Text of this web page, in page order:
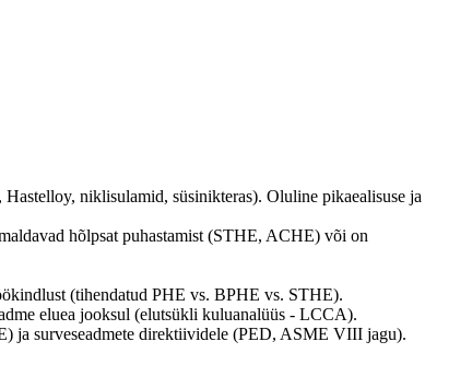
niklisulamid, süsinikteras). Oluline pikaealisuse ja
hõlpsat puhastamist (STHE, ACHE) või on
(tihendatud PHE vs. BPHE vs. STHE).
eluea jooksul (elutsükli kuluanalüüs - LCCA).
ja surveseadmete direktiividele (PED, ASME VIII jagu).